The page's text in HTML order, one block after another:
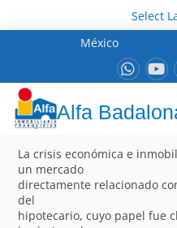
Select
México
Alfa
La crisis económica e
un mercado
directamente relacionado
del
hipotecario, cuyo papel fue